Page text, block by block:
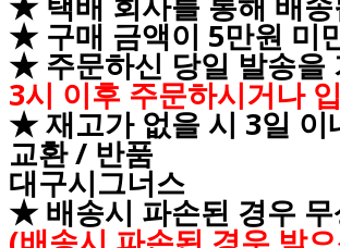
★ 구매 금액이 5만원 미
★ 주문하신 당일 발송을
3시 이후 주문하시거나
★ 재고가 없을 시 3일 이
교환 / 반품
대구시그너스
★ 배송시 파손된 경우